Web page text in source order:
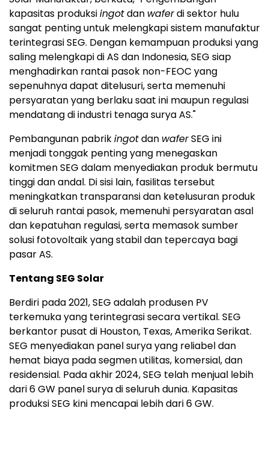
kapasitas produksiingotdan waferdi sektor hulu
sangat penting untuk melengkapi sistem manufaktur
terintegrasi SEG. Dengan kemampuan produksi yang
saling melengkapi di AS dan Indonesia, SEG siap
menghadirkan rantai pasok non-FEOC yang
sepenuhnya dapat ditelusuri, serta memenuhi
persyaratan yang berlaku saat ini maupun regulasi
mendatang di industri tenaga surya AS."
Pembangunan pabrikingotdan waferSEG ini
menjadi tonggak penting yang menegaskan
komitmen SEG dalam menyediakan produk bermutu
tinggi dan andal. Di sisi lain, fasilitas tersebut
meningkatkan transparansi dan ketelusuran produk
di seluruh rantai pasok, memenuhi persyaratan asal
dan kepatuhan regulasi, serta memasok sumber
solusi fotovoltaik yang stabil dan tepercaya bagi
pasar AS.
Tentang SEG Solar
Berdiri pada 2021, SEG adalah produsen PV
terkemuka yang terintegrasi secara vertikal. SEG
berkantor pusat di Houston, Texas, Amerika Serikat.
SEG menyediakan panel surya yang reliabel dan
hemat biaya pada segmen utilitas, komersial, dan
residensial. Pada akhir 2024, SEG telah menjual lebih
dari 6 GW panel surya di seluruh dunia. Kapasitas
produksi SEG kini mencapai lebih dari 6 GW.